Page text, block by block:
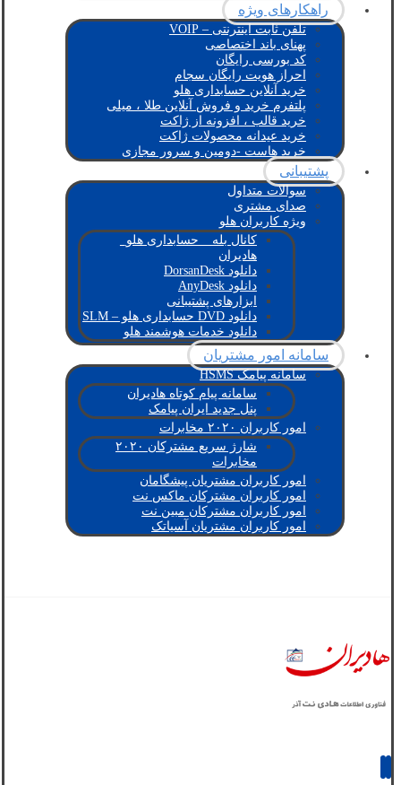
راهکارهای ویژه
تلفن ثابت اینترنتی – VOIP
پهنای باند اختصاصی
کد بورسی رایگان
احراز هویت رایگان سجام
خرید آنلاین حسابداری هلو
پلتفرم خرید و فروش آنلاین طلا ، میلی
خرید قالب ، افزونه از ژاکت
خرید عیدانه محصولات ژاکت
خرید هاست -دومین و سرور مجازی
پشتیبانی
سوالات متداول
صدای مشتری
ویژه کاربران هلو
کانال بله _ حسابداری هلو_
هادیران
دانلود DorsanDesk
دانلود AnyDesk
ابزارهای پشتیبانی
دانلود DVD حسابداری هلو – SLM
دانلود خدمات هوشمند هلو
سامانه امور مشتریان
سامانه پیامک HSMS
سامانه پیام کوتاه هادیران
پنل جدید ایران پیامک
امور کاربران ۲۰۲۰ مخابرات
شارژ سریع مشترکان ۲۰۲۰
مخابرات
امور کاربران مشتریان پیشگامان
امور کاربران مشترکان ماکس نت
امور کاربران مشترکان مبین نت
امور کاربران مشتریان آسیاتک